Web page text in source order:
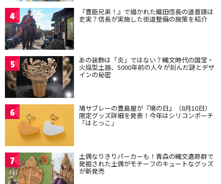
4 『豊臣兄弟！』で描かれた織田信長の道普請は
史実？信長が実施した街道整備の施策を紹介
5 あの装飾は「炎」ではない？縄文時代の国宝・
火焔型土器、5000年前の人々が刻んだ謎とデザ
インの秘密
6 鳩サブレーの豊島屋が『鳩の日』（8月10日）
限定グッズ詳細を発表！今年はシリコンポーチ
「はとっこ」
7 土偶なりきりパーカーも！青森の縄文遺跡群で
発掘された土偶がモチーフのキュートなグッズ
が新発売